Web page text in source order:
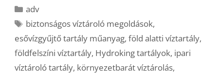
Kategória
adv
Címkék
biztonságos víztároló megoldások,
esővízgyűjtő tartály műanyag, föld alatti víztartály,
földfelszíni víztartály, Hydroking tartályok, ipari
víztároló tartály, környezetbarát víztárolás,